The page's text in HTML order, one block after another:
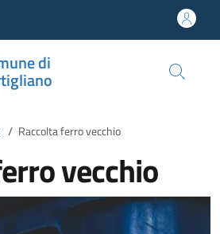
di
/ Raccolta ferro vecchio
vecchio